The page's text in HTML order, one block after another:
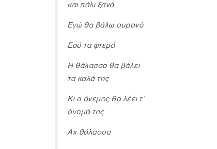
και πάλι ξανά
Εγώ θα βάλω ουρανό
Εσύ τα φτερά
Η θάλασσα θα βάλει
τα καλά της
Κι ο άνεμος θα λέει τ'
όνομά της
Αχ θάλασσα